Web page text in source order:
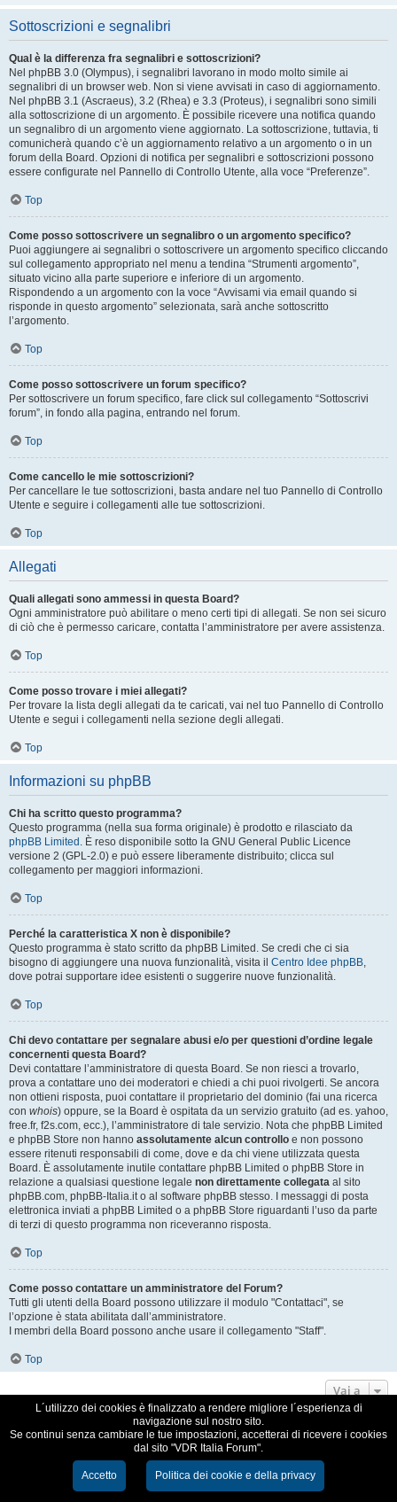
Sottoscrizioni e segnalibri
Qual è la differenza fra segnalibri e sottoscrizioni?
Nel phpBB 3.0 (Olympus), i segnalibri lavorano in modo molto simile ai
segnalibri di un browser web. Non si viene avvisati in caso di aggiornamento.
Nel phpBB 3.1 (Ascraeus), 3.2 (Rhea) e 3.3 (Proteus), i segnalibri sono simili
alla sottoscrizione di un argomento. È possibile ricevere una notifica quando
un segnalibro di un argomento viene aggiornato. La sottoscrizione, tuttavia, ti
comunicherà quando c’è un aggiornamento relativo a un argomento o in un
forum della Board. Opzioni di notifica per segnalibri e sottoscrizioni possono
essere configurate nel Pannello di Controllo Utente, alla voce “Preferenze”.
Top
Come posso sottoscrivere un segnalibro o un argomento specifico?
Puoi aggiungere ai segnalibri o sottoscrivere un argomento specifico cliccando
sul collegamento appropriato nel menu a tendina “Strumenti argomento”,
situato vicino alla parte superiore e inferiore di un argomento.
Rispondendo a un argomento con la voce “Avvisami via email quando si
risponde in questo argomento” selezionata, sarà anche sottoscritto
l’argomento.
Top
Come posso sottoscrivere un forum specifico?
Per sottoscrivere un forum specifico, fare click sul collegamento “Sottoscrivi
forum”, in fondo alla pagina, entrando nel forum.
Top
Come cancello le mie sottoscrizioni?
Per cancellare le tue sottoscrizioni, basta andare nel tuo Pannello di Controllo
Utente e seguire i collegamenti alle tue sottoscrizioni.
Top
Allegati
Quali allegati sono ammessi in questa Board?
Ogni amministratore può abilitare o meno certi tipi di allegati. Se non sei sicuro
di ciò che è permesso caricare, contatta l’amministratore per avere assistenza.
Top
Come posso trovare i miei allegati?
Per trovare la lista degli allegati da te caricati, vai nel tuo Pannello di Controllo
Utente e segui i collegamenti nella sezione degli allegati.
Top
Informazioni su phpBB
Chi ha scritto questo programma?
Questo programma (nella sua forma originale) è prodotto e rilasciato da
phpBB Limited . È reso disponibile sotto la GNU General Public Licence
versione 2 (GPL-2.0) e può essere liberamente distribuito; clicca sul
collegamento per maggiori informazioni.
Top
Perché la caratteristica X non è disponibile?
Questo programma è stato scritto da phpBB Limited. Se credi che ci sia
bisogno di aggiungere una nuova funzionalità, visita il Centro Idee phpBB,
dove potrai supportare idee esistenti o suggerire nuove funzionalità.
Top
Chi devo contattare per segnalare abusi e/o per questioni d’ordine legale
concernenti questa Board?
Devi contattare l’amministratore di questa Board. Se non riesci a trovarlo,
prova a contattare uno dei moderatori e chiedi a chi puoi rivolgerti. Se ancora
non ottieni risposta, puoi contattare il proprietario del dominio (fai una ricerca
con whois) oppure, se la Board è ospitata da un servizio gratuito (ad es. yahoo,
free.fr, f2s.com, ecc.), l’amministratore di tale servizio. Nota che phpBB Limited
e phpBB Store non hanno assolutamente alcun controllo e non possono
essere ritenuti responsabili di come, dove e da chi viene utilizzata questa
Board. È assolutamente inutile contattare phpBB Limited o phpBB Store in
relazione a qualsiasi questione legale non direttamente collegata al sito
phpBB.com, phpBB-Italia.it o al software phpBB stesso. I messaggi di posta
elettronica inviati a phpBB Limited o a phpBB Store riguardanti l’uso da parte
di terzi di questo programma non riceveranno risposta.
Top
Come posso contattare un amministratore del Forum?
Tutti gli utenti della Board possono utilizzare il modulo "Contattaci", se
l’opzione è stata abilitata dall’amministratore.
I membri della Board possono anche usare il collegamento "Staff".
Top
Vai a
VDR Italia, comunità italiana utilizzatori VDR
Traduzione Italiana phpBB-Italia.it
Cookie e Privacy
L´utilizzo dei cookies è finalizzato a rendere migliore l´esperienza di
navigazione sul nostro sito.
Se continui senza cambiare le tue impostazioni, accetterai di ricevere i cookies
dal sito "VDR Italia Forum".
Accetto Politica dei cookie e della privacy